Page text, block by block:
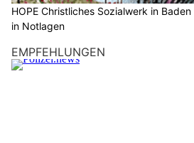
HOPE Christliches Sozialwerk in
in Notlagen
EMPFEHLUNGEN